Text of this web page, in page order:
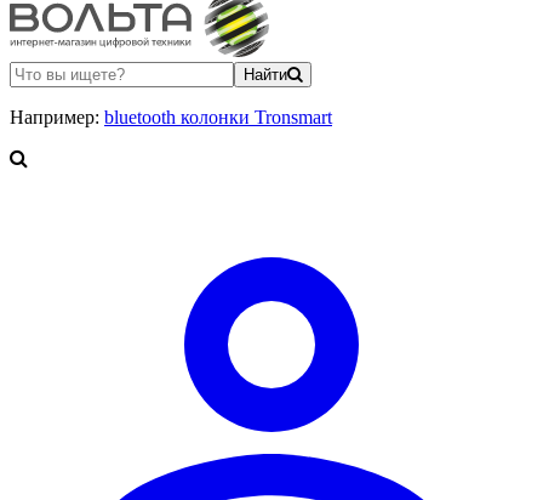
Найти
Например: bluetooth колонки Tronsmart